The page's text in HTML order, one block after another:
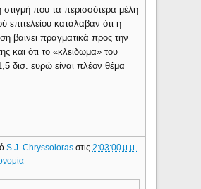
που τα περισσότερα μέλη
επιτελείου κατάλαβαν ότι η
βαίνει πραγματικά προς την
και ότι το «κλείδωμα» του
δισ. ευρώ είναι πλέον θέμα
S.J. Chryssolorasστις2:03:00 μ.μ.